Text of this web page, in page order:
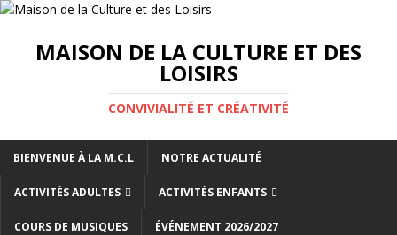
MAISON DE LA CULTURE ET DES
LOISIRS
CONVIVIALITÉ ET CRÉATIVITÉ
BIENVENUE À LA M.C.L NOTRE ACTUALITÉ
ACTIVITÉS ADULTES ACTIVITÉS ENFANTS
COURS DE MUSIQUES ÉVÉNEMENT 2026/2027